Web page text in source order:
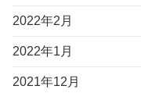
2022年2月
2022年1月
2021年12月